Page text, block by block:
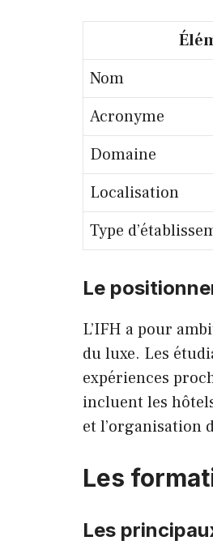
Nom
Acronyme
Domaine
Localisation
Type
Le
L’IFH a pour
du luxe. Les
expériences
incluent les
et l’organisation
Les
Les